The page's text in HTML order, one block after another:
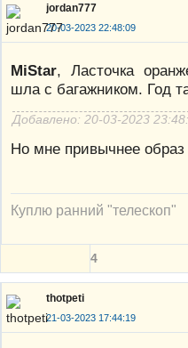
jordan777
20-03-2023 22:48:09
MiStar, Ласточка
шла с багажником. Год
Добавлено: 20-03-2023
Но мне привычнее образ
Куплю ранний "телескоп"
4
thotpeti
21-03-2023 17:44:19